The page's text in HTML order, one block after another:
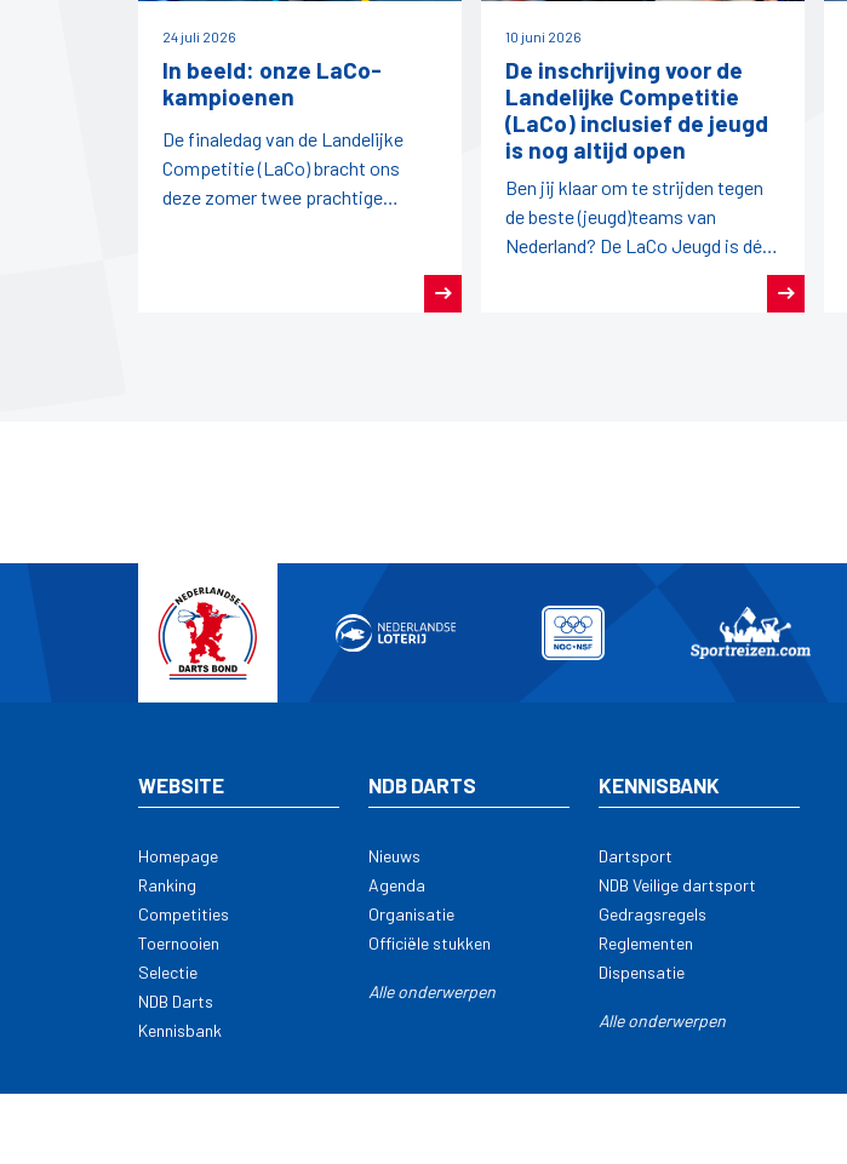
24 juli 2026
In beeld: onze LaCo-
kampioenen
De finaledag van de Landelijke
Competitie (LaCo) bracht ons
deze zomer twee prachtige
10 juni 2026
De inschrijving voor de
Landelijke Competitie
(LaCo) inclusief de jeugd
is nog altijd open
Ben jij klaar om te strijden tegen
de beste (jeugd)teams van
Nederland? De LaCo Jeugd is dé
landelijke competitie waar talent,
WEBSITE
Homepage
Ranking
Competities
Toernooien
Selectie
NDB Darts
Kennisbank
NDB DARTS
Nieuws
Agenda
Organisatie
Officiële stukken
Alle onderwerpen
KENNISBANK
Dartsport
NDB Veilige dartsport
Gedragsregels
Reglementen
Dispensatie
Alle onderwerpen